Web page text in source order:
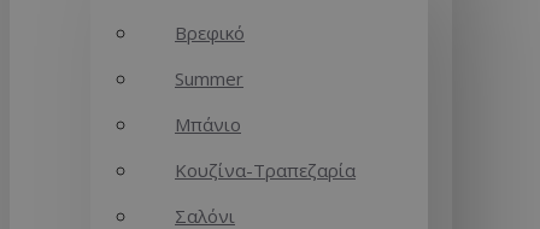
Βρεφικό
Summer
Μπάνιο
Κουζίνα-Τραπεζαρία
Σαλόνι